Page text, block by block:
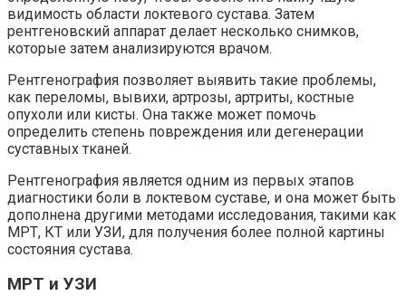
видимость области локтевого сустава. Затем
рентгеновский аппарат делает несколько снимков,
которые затем анализируются врачом.
Рентгенография позволяет выявить такие проблемы,
как переломы, вывихи, артрозы, артриты, костные
опухоли или кисты. Она также может помочь
определить степень повреждения или дегенерации
суставных тканей.
Рентгенография является одним из первых этапов
диагностики боли в локтевом суставе, и она может быть
дополнена другими методами исследования, такими как
МРТ, КТ или УЗИ, для получения более полной картины
состояния сустава.
МРТ и УЗИ